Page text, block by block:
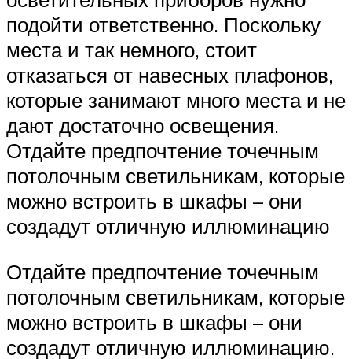
подойти ответственно. Поскольку
места и так немного, стоит
отказаться от навесных плафонов,
которые занимают много места и не
дают достаточно освещения.
Отдайте предпочтение точечным
потолочным светильникам, которые
можно встроить в шкафы – они
создадут отличную иллюминацию
Отдайте предпочтение точечным
потолочным светильникам, которые
можно встроить в шкафы – они
создадут отличную иллюминацию.